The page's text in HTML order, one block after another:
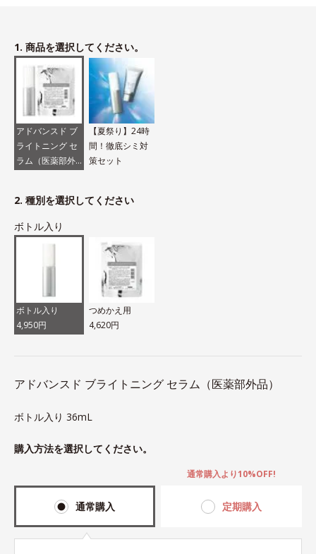
1. 商品を選択してください。
アドバンスド ブ
ライトニング セ
ラム（医薬部外
【夏祭り】24時
間！徹底シミ対
策セット
2. 種別を選択してください
ボトル入り
ボトル入り
4,950円
つめかえ用
4,620円
アドバンスド ブライトニング セラム（医薬部外品）
ボトル入り 36mL
購入方法を選択してください。
通常購入 定期購入
通常購入より10%OFF!